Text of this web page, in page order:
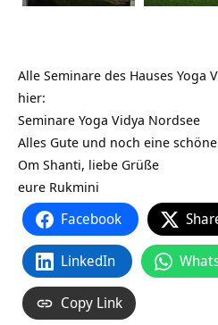
Alle Seminare des Hauses Yoga
hier:
Seminare Yoga Vidya Nordsee
Alles Gute und noch eine
Om Shanti, liebe Grüße
eure Rukmini
Facebook
LinkedIn
Copy Link